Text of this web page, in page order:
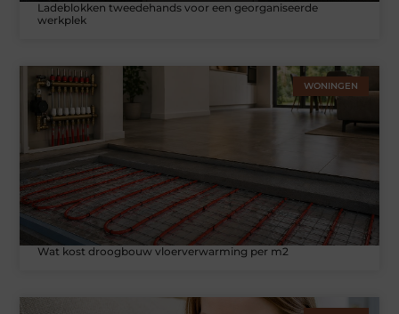
Ladeblokken tweedehands voor een georganiseerde
werkplek
WONINGEN
Wat kost droogbouw vloerverwarming per m2